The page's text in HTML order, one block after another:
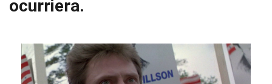
ocurriera.